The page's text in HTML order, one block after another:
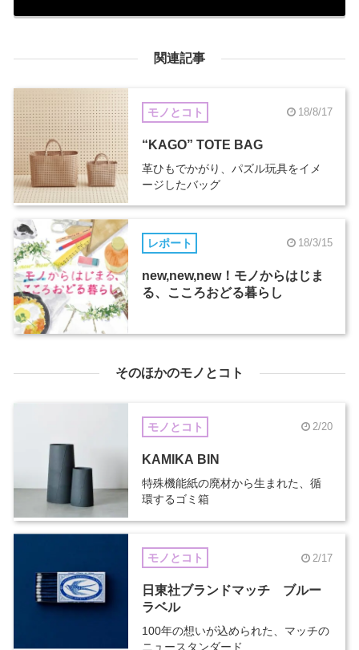
関連記事
モノとコト 18/8/17
“KAGO” TOTE BAG
革ひもでかがり、パズル玩具をイメ
ージしたバッグ
レポート 18/3/15
new,new,new！モノからはじま
る、こころおどる暮らし
そのほかのモノとコト
モノとコト 2/20
KAMIKA BIN
特殊機能紙の廃材から生まれた、循
環するゴミ箱
モノとコト 2/17
日東社ブランドマッチ ブルー
ラベル
100年の想いが込められた、マッチの
ニュースタンダード